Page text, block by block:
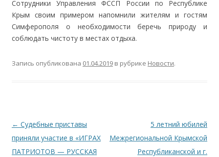
Сотрудники Управления ФССП России по Республике
Крым своим примером напомнили жителям и гостям
Симферополя о необходимости беречь природу и
соблюдать чистоту в местах отдыха.
Запись опубликована 01.04.2019 в рубрике Новости.
Навигация по записям
← Судебные приставы
приняли участие в «ИГРАХ
ПАТРИОТОВ — РУССКАЯ
5 летний юбилей
Межрегиональной Крымской
Республиканской и г.